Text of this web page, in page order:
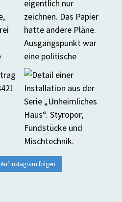
Auf Instagram folgen